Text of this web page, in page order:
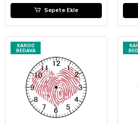
Sepete Ekle
KARGO
BEDAVA